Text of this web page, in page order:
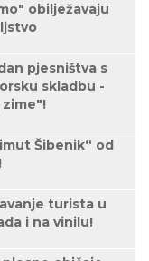
obilježavaju
pjesništva s
skladbu -
zime"!
Šibenik“ od
turista u
i na vinilu!